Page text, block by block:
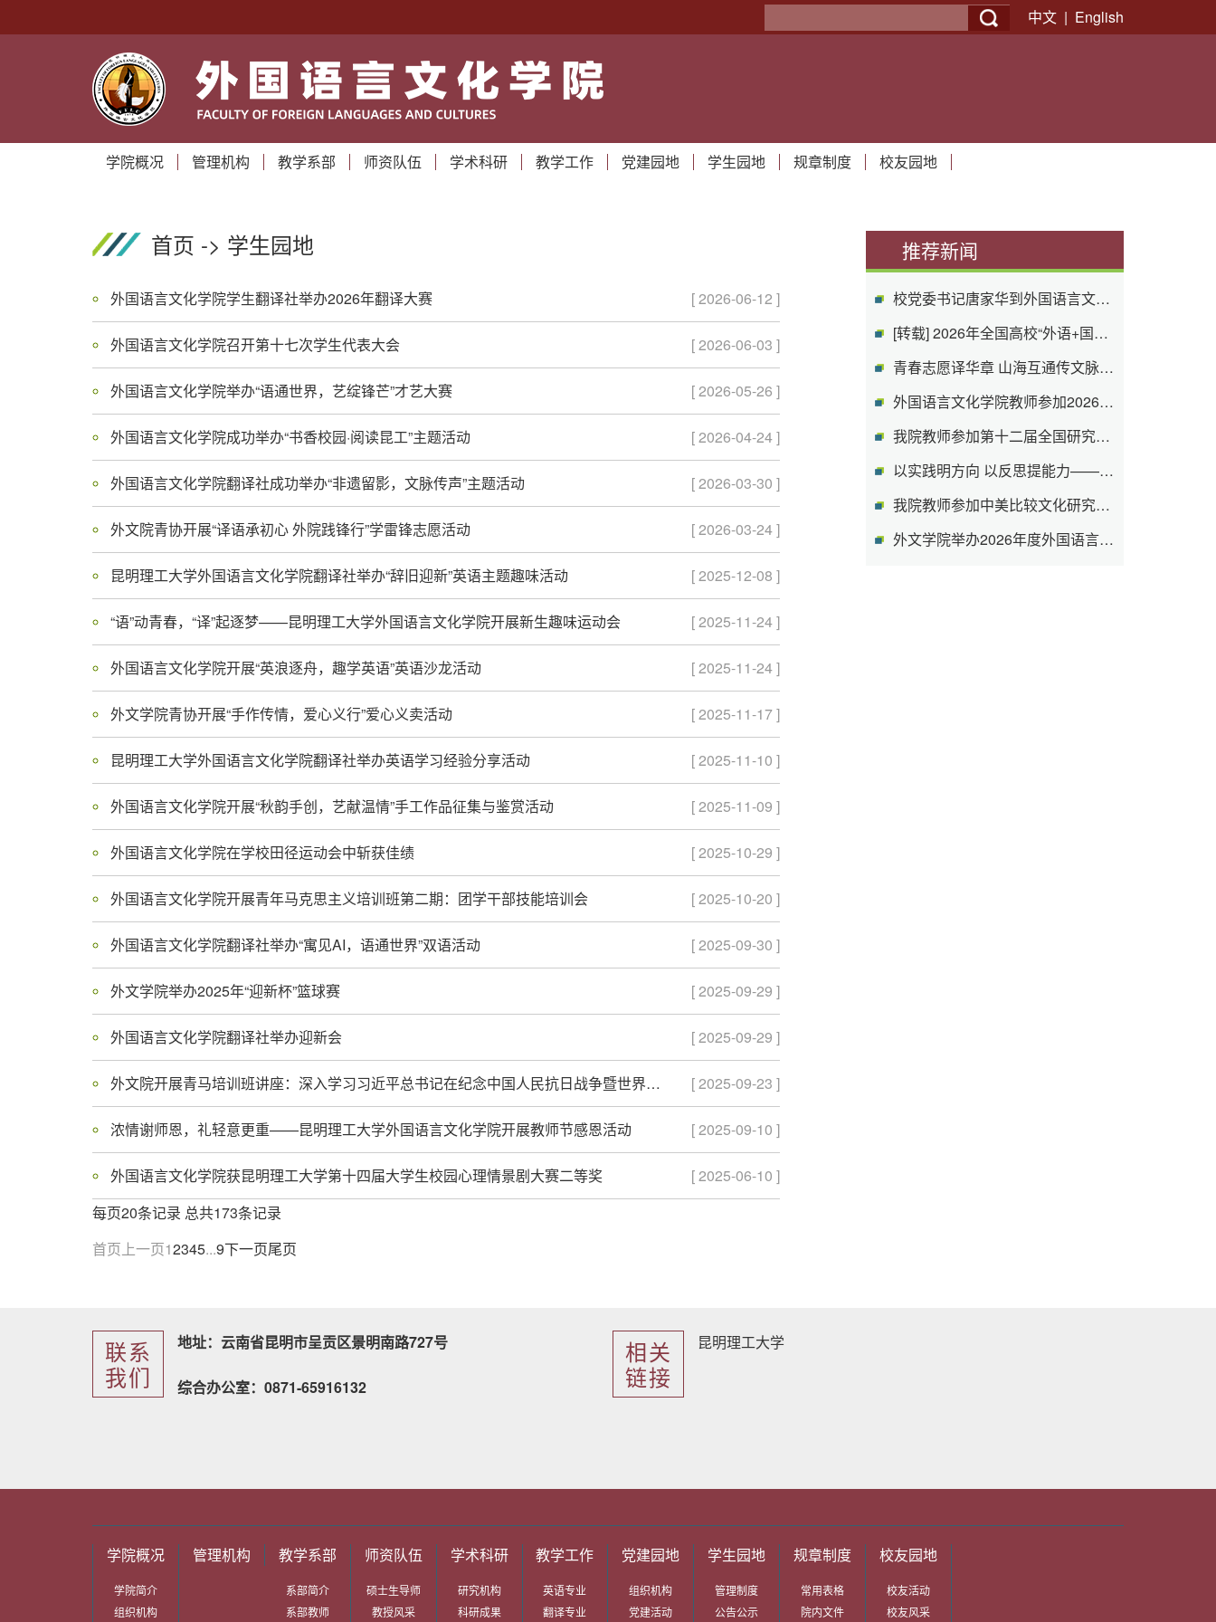
中文 | English
学院概况 管理机构 教学系部 师资队伍 学术科研 教学工作 党建园地 学生园地 规章制度 校友园地
040-外文学院
首页 -> 学生园地
外国语言文化学院学生翻译社举办2026年翻译大赛 [ 2026-06-12 ]
外国语言文化学院召开第十七次学生代表大会 [ 2026-06-03 ]
外国语言文化学院举办“语通世界，艺绽锋芒”才艺大赛 [ 2026-05-26 ]
外国语言文化学院成功举办“书香校园·阅读昆工”主题活动 [ 2026-04-24 ]
外国语言文化学院翻译社成功举办“非遗留影，文脉传声”主题活动 [ 2026-03-30 ]
外文院青协开展“译语承初心 外院践锋行”学雷锋志愿活动 [ 2026-03-24 ]
昆明理工大学外国语言文化学院翻译社举办“辞旧迎新”英语主题趣味活动 [ 2025-12-08 ]
“语”动青春，“译”起逐梦——昆明理工大学外国语言文化学院开展新生趣味运动会 [ 2025-11-24 ]
外国语言文化学院开展“英浪逐舟，趣学英语”英语沙龙活动 [ 2025-11-24 ]
外文学院青协开展“手作传情，爱心义行”爱心义卖活动 [ 2025-11-17 ]
昆明理工大学外国语言文化学院翻译社举办英语学习经验分享活动 [ 2025-11-10 ]
外国语言文化学院开展“秋韵手创，艺献温情”手工作品征集与鉴赏活动 [ 2025-11-09 ]
外国语言文化学院在学校田径运动会中斩获佳绩 [ 2025-10-29 ]
外国语言文化学院开展青年马克思主义培训班第二期：团学干部技能培训会 [ 2025-10-20 ]
外国语言文化学院翻译社举办“寓见AI，语通世界”双语活动 [ 2025-09-30 ]
外文学院举办2025年“迎新杯”篮球赛 [ 2025-09-29 ]
外国语言文化学院翻译社举办迎新会 [ 2025-09-29 ]
外文院开展青马培训班讲座：深入学习习近平总书记在纪念中国人民抗日战争暨世界反法西斯战争胜利80周年大会上的重要讲话精神 [ 2025-09-23 ]
浓情谢师恩，礼轻意更重——昆明理工大学外国语言文化学院开展教师节感恩活动 [ 2025-09-10 ]
外国语言文化学院获昆明理工大学第十四届大学生校园心理情景剧大赛二等奖
[ 2025-06-10 ]
每页20条记录 总共173条记录
首页 上一页12345...9下一页尾页
推荐新闻
校党委书记唐家华到外国语言文化学院调...
[转载] 2026年全国高校“外语+国际传播...
青春志愿译华章 山海互通传文脉——外文...
外国语言文化学院教师参加2026年全国高...
我院教师参加第十二届全国研究生英语教...
以实践明方向 以反思提能力——外国语言...
我院教师参加中美比较文化研究分会第15...
外文学院举办2026年度外国语言文学专业...
联系
我们
地址：云南省昆明市呈贡区景明南路727号
综合办公室：0871-65916132
相关
链接
昆明理工大学
学院概况
学院简介
组织机构
管理机构 教学系部
系部简介
系部教师
师资队伍
硕士生导师
教授风采
学术科研
研究机构
科研成果
教学工作
英语专业
翻译专业
党建园地
组织机构
党建活动
学生园地
管理制度
公告公示
规章制度
常用表格
院内文件
校友园地
校友活动
校友风采